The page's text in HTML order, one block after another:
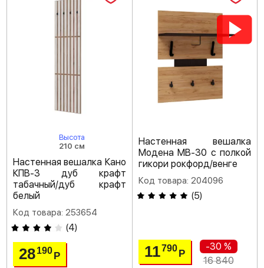
Высота
210 см
Настенная вешалка Кано
КПВ-3 дуб крафт
табачный/дуб крафт
белый
Код товара: 253654
(4)
28190Р
Настенная вешалка
Модена МВ-30 с полкой
гикори рокфорд/венге
Код товара: 204096
(5)
11790 Р
-30 %
16 840